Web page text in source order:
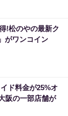
!松のやの最新ク
がワンコイン
ド料金が25%オ
阪の一部店舗が